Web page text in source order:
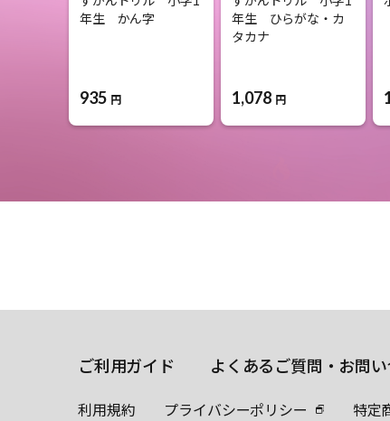
年生 かん字
935 円
年生 ひらがな・カ
タカナ
1,078 円
ご利用ガイド よくあるご質問・お問
利用規約 プライバシーポリシー 特定